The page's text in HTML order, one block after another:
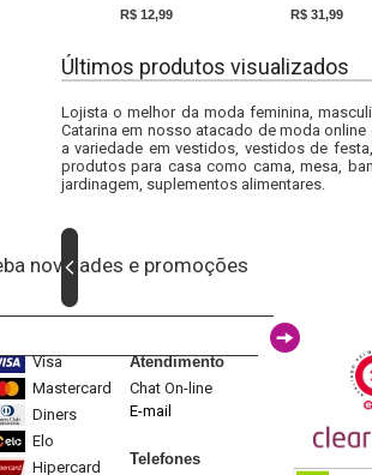
R$ 12,99 R$ 31,99
Últimos produtos visualizados
Lojista o melhor da moda feminina,
Catarina em nosso atacado de moda
a variedade em vestidos, vestidos de
produtos para casa como cama, mesa,
jardinagem, suplementos alimentares.
novidades e promoções
Visa
Mastercard
Diners
Elo
Hipercard
Atendimento
Chat On-line
E-mail
Telefones